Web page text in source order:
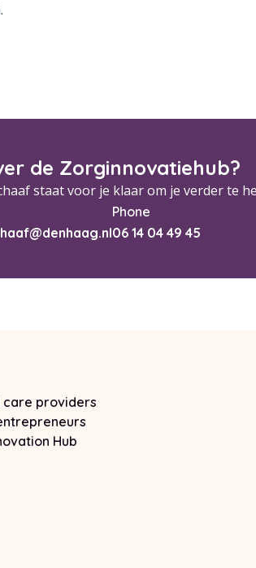
de Zorginnovatiehub?
staat voor je klaar om je verder te
Phone
06 14 04 49 45
care providers
Hub